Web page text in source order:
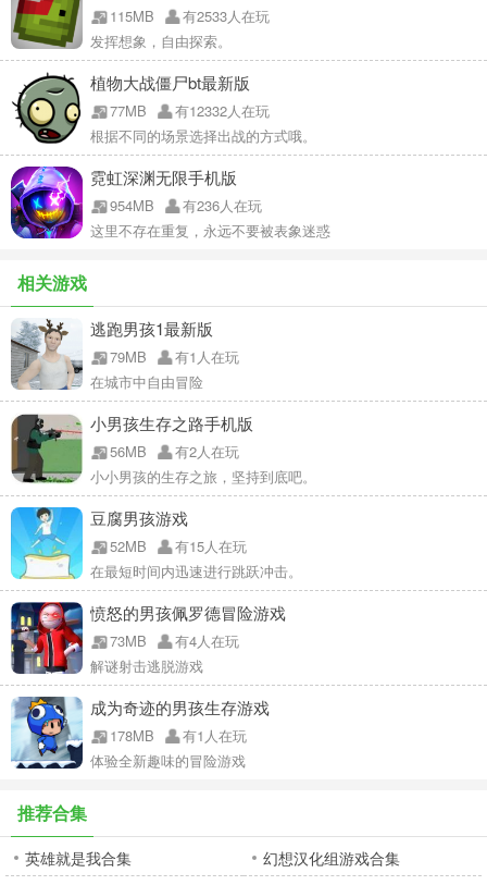
115MB
有2533人在玩
发挥想象，自由探索。
植物大战僵尸bt最新版
77MB
有12332人在玩
根据不同的场景选择出战的方式哦。
霓虹深渊无限手机版
954MB
有236人在玩
这里不存在重复，永远不要被表象迷惑
相关游戏
逃跑男孩1最新版
79MB
有1人在玩
在城市中自由冒险
小男孩生存之路手机版
56MB
有2人在玩
小小男孩的生存之旅，坚持到底吧。
豆腐男孩游戏
52MB
有15人在玩
在最短时间内迅速进行跳跃冲击。
愤怒的男孩佩罗德冒险游戏
73MB
有4人在玩
解谜射击逃脱游戏
成为奇迹的男孩生存游戏
178MB
有1人在玩
体验全新趣味的冒险游戏
推荐合集
英雄就是我合集
幻想汉化组游戏合集